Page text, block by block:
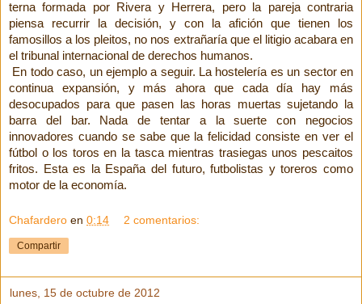
terna formada por Rivera y Herrera, pero la pareja contraria
piensa recurrir la decisión, y con la afición que tienen los
famosillos a los pleitos, no nos extrañaría que el litigio acabara en
el tribunal internacional de derechos humanos.
En todo caso, un ejemplo a seguir. La hostelería es un sector en
continua expansión, y más ahora que cada día hay más
desocupados para que pasen las horas muertas sujetando la
barra del bar. Nada de tentar a la suerte con negocios
innovadores cuando se sabe que la felicidad consiste en ver el
fútbol o los toros en la tasca mientras trasiegas unos pescaitos
fritos. Esta es
la Españadel futuro, futbolistas y toreros como
motor de la economía.
Chafardero en 0:14 2 comentarios:
Compartir
lunes, 15 de octubre de 2012